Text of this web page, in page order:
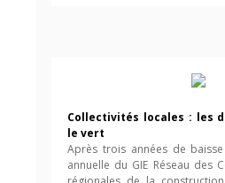
Collectivités locales : les
le vert
Après trois années de baisse
annuelle du GIE Réseau des